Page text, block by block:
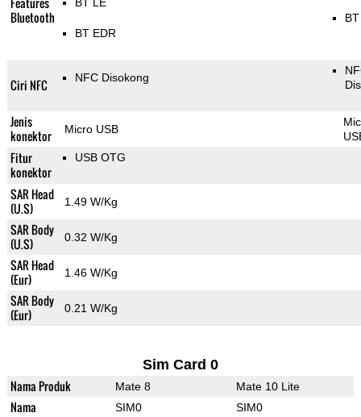
Bluetooth
BT EDR
Ciri NFC NFC Disokong
Jenis
konektor
Micro USB
Fitur
konektor
USB OTG
SAR Head
(U.S)
1.49 W/Kg
SAR Body
(U.S)
0.32 W/Kg
SAR Head
(Eur)
1.46 W/Kg
SAR Body
(Eur)
0.21 W/Kg
Sim Card 0
Nama Produk Mate 8 Mate 10 Lite
Nama SIM0 SIM0